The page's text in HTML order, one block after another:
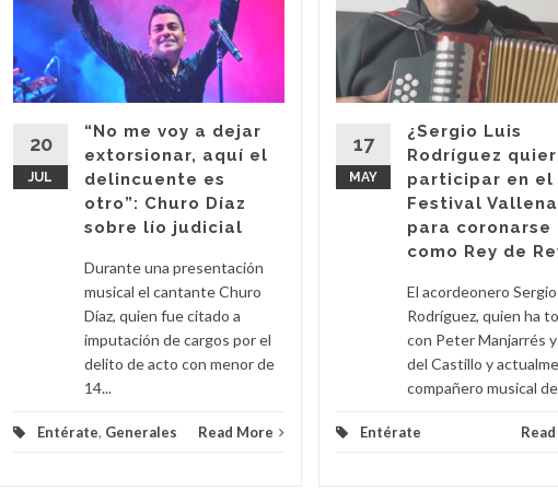
20
JUL
“No me voy a dejar
extorsionar, aquí el
delincuente es
otro”: Churo Díaz
sobre lío judicial
Durante una presentación
musical el cantante Churo
Díaz, quien fue citado a
imputación de cargos por el
delito de acto con menor de
14...
Entérate, Generales Read More
17
MAY
¿Sergio Luis
Rodríguez
participar en el
Festival
para coronarse
como Rey de
El acordeonero
Rodríguez, quien ha
con Peter Manjarrés
del Castillo y
compañero musical
Entérate